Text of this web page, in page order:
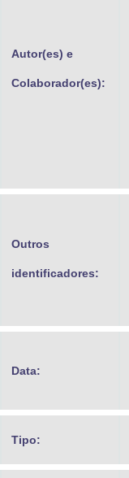
Autor(es) e
Colaborador(es):
Outros
identificadores:
Data:
Tipo: